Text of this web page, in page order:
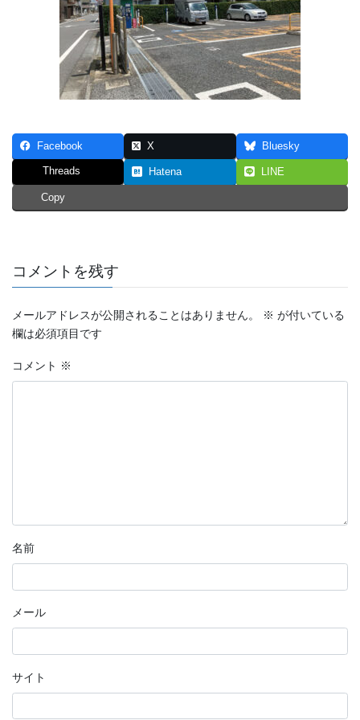
Facebook X Bluesky
Threads Hatena LINE
Copy
コメントを残す
メールアドレスが公開されることはありません。 ※ が付いている
欄は必須項目です
コメント ※
名前
メール
サイト